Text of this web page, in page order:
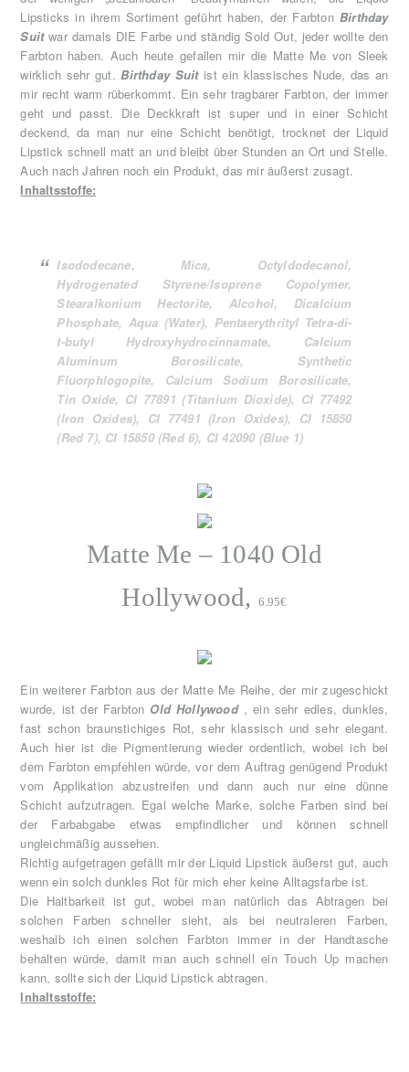
Lipsticks in ihrem Sortiment geführt haben, der Farbton Birthday
Suit war damals DIE Farbe und ständig Sold Out, jeder wollte den
Farbton haben. Auch heute gefallen mir die Matte Me von Sleek
wirklich sehr gut.Birthday Suitist ein klassisches Nude, das an
mir recht warm rüberkommt. Ein sehr tragbarer Farbton, der immer
geht und passt. Die Deckkraft ist super und in einer Schicht
deckend, da man nur eine Schicht benötigt, trocknet der Liquid
Lipstick schnell matt an und bleibt über Stunden an Ort und Stelle.
Auch nach Jahren noch ein Produkt, das mir äußerst zusagt.
Inhaltsstoffe:
Isododecane, Mica, Octyldodecanol,
Hydrogenated Styrene/Isoprene Copolymer,
Stearalkonium Hectorite, Alcohol, Dicalcium
Phosphate, Aqua (Water), Pentaerythrityl Tetra-di-
t-butyl Hydroxyhydrocinnamate, Calcium
Aluminum Borosilicate, Synthetic
Fluorphlogopite, Calcium Sodium Borosilicate,
Tin Oxide, CI 77891 (Titanium Dioxide), CI 77492
(Iron Oxides), CI 77491 (Iron Oxides), CI 15850
(Red 7), CI 15850 (Red 6), CI 42090 (Blue 1)
Matte Me – 1040 Old
Hollywood, 6.95€
Ein weiterer Farbton aus der Matte Me Reihe, der mir zugeschickt
wurde, ist der Farbton Old Hollywood , ein sehr edles, dunkles,
fast schon braunstichiges Rot, sehr klassisch und sehr elegant.
Auch hier ist die Pigmentierung wieder ordentlich, wobei ich bei
dem Farbton empfehlen würde, vor dem Auftrag genügend Produkt
vom Applikation abzustreifen und dann auch nur eine dünne
Schicht aufzutragen. Egal welche Marke, solche Farben sind bei
der Farbabgabe etwas empfindlicher und können schnell
ungleichmäßig aussehen.
Richtig aufgetragen gefällt mir der Liquid Lipstick äußerst gut, auch
wenn ein solch dunkles Rot für mich eher keine Alltagsfarbe ist.
Die Haltbarkeit ist gut, wobei man natürlich das Abtragen bei
solchen Farben schneller sieht, als bei neutraleren Farben,
weshalb ich einen solchen Farbton immer in der Handtasche
behalten würde, damit man auch schnell ein Touch Up machen
kann, sollte sich der Liquid Lipstick abtragen.
Inhaltsstoffe: